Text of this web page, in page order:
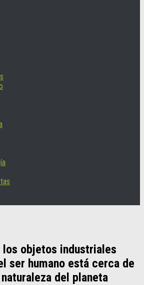
objetos industriales
ser humano está cerca de
del planeta